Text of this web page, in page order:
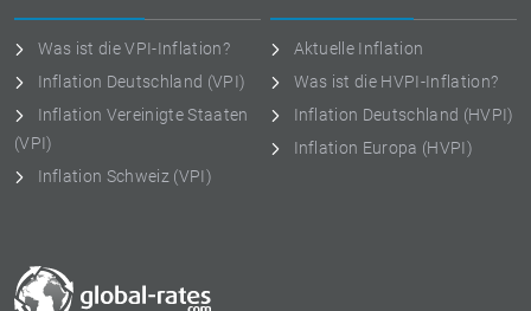
Was ist die VPI-Inflation?
Inflation Deutschland (VPI)
Inflation Vereinigte Staaten
(VPI)
Inflation Schweiz (VPI)
Aktuelle Inflation
Was ist die HVPI-Inflation?
Inflation Deutschland (HVPI)
Inflation Europa (HVPI)